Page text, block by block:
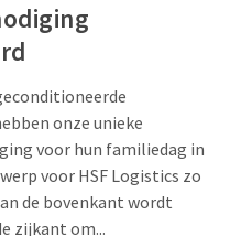
onze unieke
voor hun familiedag in
voor HSF Logistics zo
de bovenkant wordt
zijkant om...